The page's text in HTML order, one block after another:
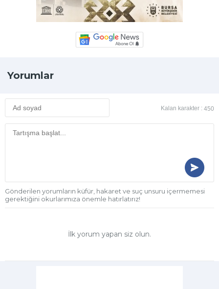
Yorumlar
Kalan karakter : 450
Gönderilen yorumların küfür, hakaret ve suç unsuru içermemesi
gerektiğini okurlarımıza önemle hatırlatırız!
İlk yorum yapan siz olun.